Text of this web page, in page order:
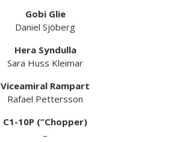
Gobi Glie
Daniel Sjöberg
Hera Syndulla
Sara Huss Kleimar
Viceamiral Rampart
Rafael Pettersson
C1-10P (”Chopper)
–